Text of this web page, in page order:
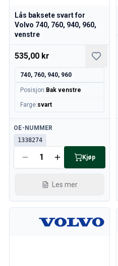
Lås baksete svart for
Volvo 740, 760, 940, 960,
venstre
535,00 kr
740, 760, 940, 960
Posisjon: Bak venstre
Farge:svart
Tilgjengelig
OE-NUMMER
1338274
Kjøp
Les mer